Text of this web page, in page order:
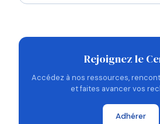
Rejoignez le
Accédez à nos ressources,
et faites avancer vos
Adhérer